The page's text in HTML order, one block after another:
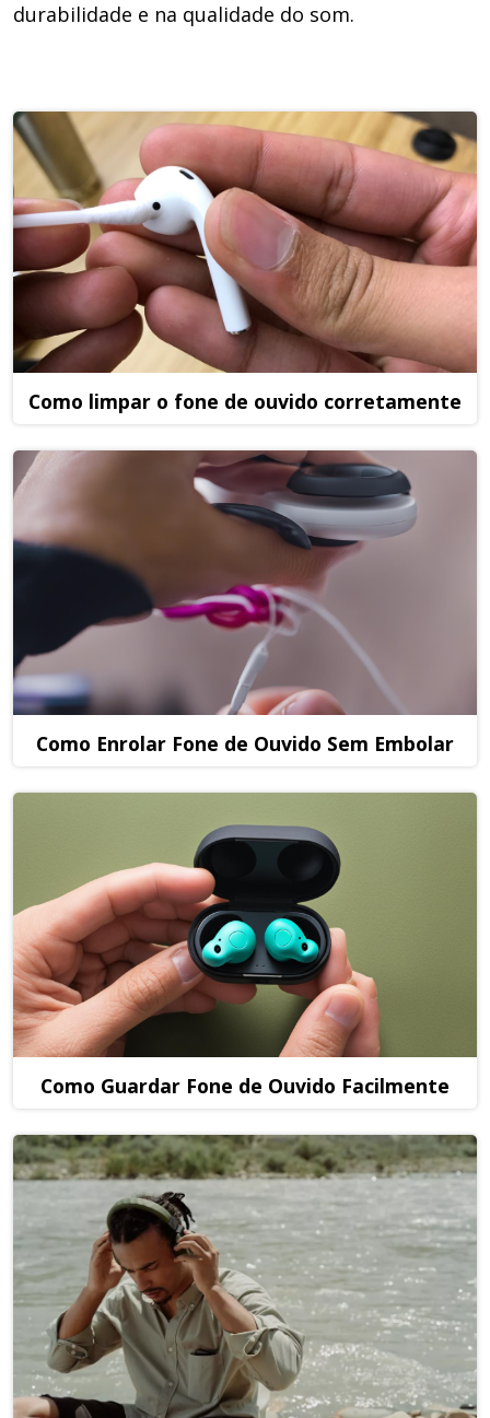
durabilidade e na qualidade do som.
Como limpar o fone de ouvido corretamente
Como Enrolar Fone de Ouvido Sem Embolar
Como Guardar Fone de Ouvido Facilmente